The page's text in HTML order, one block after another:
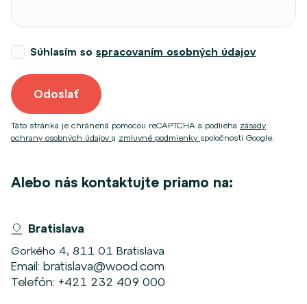
Odoslať
Súhlasím so spracovaním osobných údajov
Táto stránka je chránená pomocou reCAPTCHA a podlieha zásady
ochrany osobných údajov a zmluvné podmienky spoločnosti Google.
Alebo nás kontaktujte priamo na:
Bratislava
Gorkého 4, 811 01 Bratislava
Email: bratislava@wood.com
Telefón: +421 232 409 000